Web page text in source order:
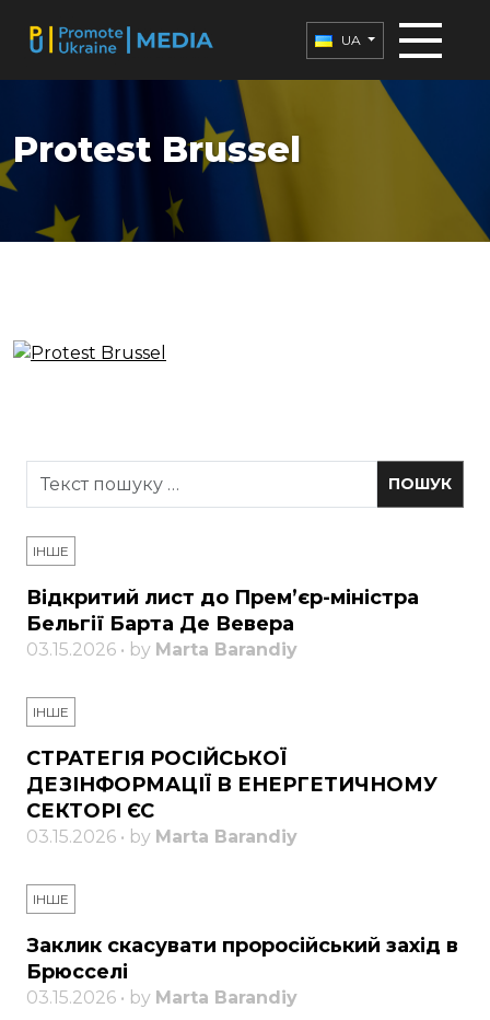
UA
Protest Brussel
ІНШЕ
Відкритий лист до Прем’єр-міністра
Бельгії Барта Де Вевера
03.15.2026 • by Marta Barandiy
ІНШЕ
СТРАТЕГІЯ РОСІЙСЬКОЇ
ДЕЗІНФОРМАЦІЇ В ЕНЕРГЕТИЧНОМУ
СЕКТОРІ ЄС
03.15.2026 • by Marta Barandiy
ІНШЕ
Заклик скасувати проросійський захід в
Брюсселі
03.15.2026 • by Marta Barandiy